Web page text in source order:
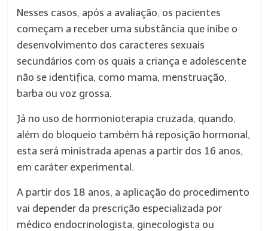
Nesses casos, após a avaliação, os pacientes
começam a receber uma substância que inibe o
desenvolvimento dos caracteres sexuais
secundários com os quais a criança e adolescente
não se identifica, como mama, menstruação,
barba ou voz grossa.
Já no uso de hormonioterapia cruzada, quando,
além do bloqueio também há reposição hormonal,
esta será ministrada apenas a partir dos 16 anos,
em caráter experimental.
A partir dos 18 anos, a aplicação do procedimento
vai depender da prescrição especializada por
médico endocrinologista, ginecologista ou